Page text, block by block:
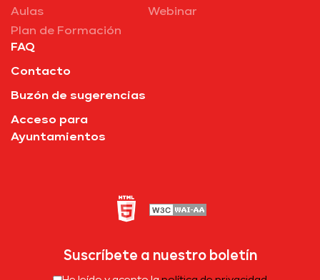
Aulas
Plan de Formación
Webinar
FAQ
Contacto
Buzón de sugerencias
Acceso para
Ayuntamientos
Suscríbete a nuestro boletín